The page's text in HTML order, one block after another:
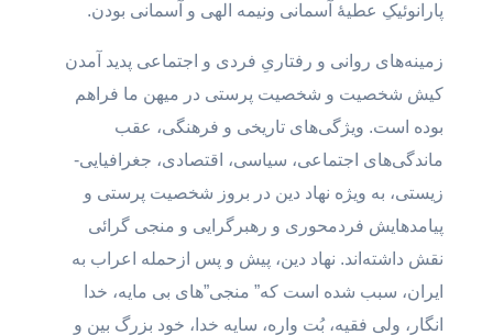
پارانوئیکِ عطیۀ آسمانی ونیمه الهی و آسمانی بودن.
زمینه‌های روانی و رفتاریِ فردی و اجتماعی پدید آمدن
کیش شخصیت و شخصیت پرستی در میهن ما فراهم
بوده است. ویژگی‌های تاریخی و فرهنگی، عقب
ماندگی‌های اجتماعی، سیاسی، اقتصادی، جغرافیایی-
زیستی، به ویژه نهاد دین در بروز شخصیت پرستی و
پیامدهایش فردمحوری و رهبرگرایی و منجی گرائی
نقش داشته‌اند. نهاد دین، پیش و پس ازحمله اعراب به
ایران، سبب شده است که” منجی”‌های بی مایه، خدا
انگار، ولی فقیه، بُت واره، سایه خدا، خود بزرگ بین و